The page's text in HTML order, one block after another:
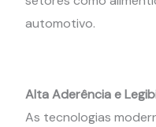
automotivo.
Alta Aderência e
As tecnologias